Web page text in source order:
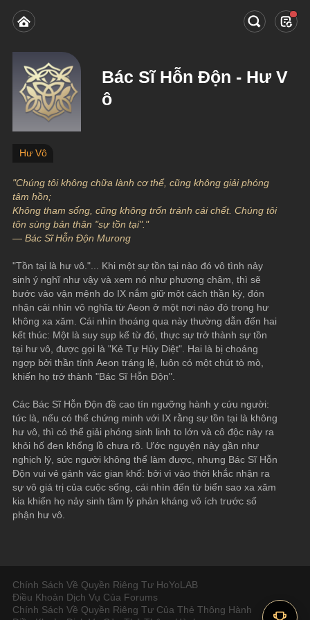
Bác Sĩ Hỗn Độn - Hư V
ô
Hư Vô
"Chúng tôi không chữa lành cơ thể, cũng không giải phóng
tâm hồn;
Không tham sống, cũng không trốn tránh cái chết. Chúng tôi
tôn sùng bản thân "sự tồn tại"."
— Bác Sĩ Hỗn Độn Murong
"Tồn tại là hư vô."... Khi một sự tồn tại nào đó vô tình nảy
sinh ý nghĩ như vậy và xem nó như phương châm, thì sẽ
bước vào vận mệnh do IX nắm giữ một cách thần kỳ, đón
nhận cái nhìn vô nghĩa từ Aeon ở một nơi nào đó trong hư
không xa xăm. Cái nhìn thoáng qua này thường dẫn đến hai
kết thúc: Một là suy sụp kể từ đó, thực sự trở thành sự tồn
tại hư vô, được gọi là "Kẻ Tự Hủy Diệt". Hai là bị choáng
ngợp bởi thần tính Aeon tráng lệ, luôn có một chút tò mò,
khiến họ trở thành "Bác Sĩ Hỗn Độn".
Các Bác Sĩ Hỗn Độn đề cao tín ngưỡng hành y cứu người:
tức là, nếu có thể chứng minh với IX rằng sự tồn tại là không
hư vô, thì có thể giải phóng sinh linh to lớn và cô độc này ra
khỏi hố đen khổng lồ chưa rõ. Ước nguyện này gần như
nghịch lý, sức người không thể làm được, nhưng Bác Sĩ Hỗn
Độn vui vẻ gánh vác gian khổ: bởi vì vào thời khắc nhận ra
sự vô giá trị của cuộc sống, cái nhìn đến từ biển sao xa xăm
kia khiến họ nảy sinh tâm lý phản kháng vô ích trước số
phận hư vô.
Chính Sách Về Quyền Riêng Tư HoYoLAB
Điều Khoản Dịch Vụ Của Forums
Chính Sách Về Quyền Riêng Tư Của Thẻ Thông Hành